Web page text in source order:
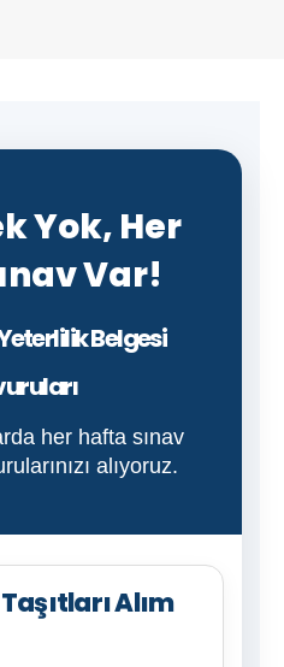
Yok, Her
Var!
Belgesi
her hafta sınav
alıyoruz.
Alım